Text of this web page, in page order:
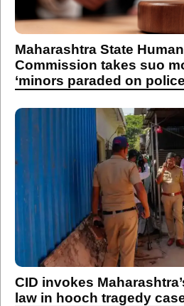
Maharashtra State
Commission takes suo
‘minors paraded on
CID invokes
law in hooch tragedy